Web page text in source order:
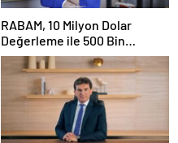
RABAM, 10 Milyon Dolar
Değerleme ile 500 Bin
Dolarlık Yatırım Aldı